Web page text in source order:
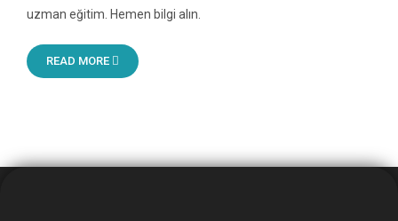
uzman eğitim. Hemen bilgi alın.
READ MORE